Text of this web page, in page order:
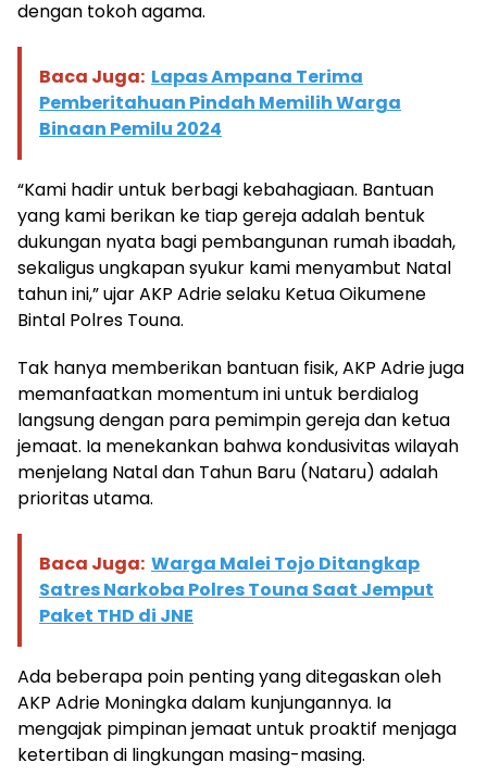
dengan tokoh agama.
Baca Juga: Lapas Ampana Terima
Pemberitahuan Pindah Memilih Warga
Binaan Pemilu 2024
“Kami hadir untuk berbagi kebahagiaan. Bantuan
yang kami berikan ke tiap gereja adalah bentuk
dukungan nyata bagi pembangunan rumah ibadah,
sekaligus ungkapan syukur kami menyambut Natal
tahun ini,” ujar AKP Adrie selaku Ketua Oikumene
Bintal Polres Touna.
Tak hanya memberikan bantuan fisik, AKP Adrie juga
memanfaatkan momentum ini untuk berdialog
langsung dengan para pemimpin gereja dan ketua
jemaat. Ia menekankan bahwa kondusivitas wilayah
menjelang Natal dan Tahun Baru (Nataru) adalah
prioritas utama.
Baca Juga: Warga Malei Tojo Ditangkap
Satres Narkoba Polres Touna Saat Jemput
Paket THD di JNE
Ada beberapa poin penting yang ditegaskan oleh
AKP Adrie Moningka dalam kunjungannya. Ia
mengajak pimpinan jemaat untuk proaktif menjaga
ketertiban di lingkungan masing-masing.